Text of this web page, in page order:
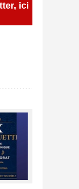
ici